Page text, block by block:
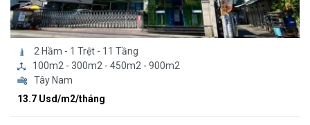
2 Hầm - 1 Trệt - 11 Tầng
100m2 - 300m2 - 450m2 - 900m2
Tây Nam
13.7 Usd/m2/tháng